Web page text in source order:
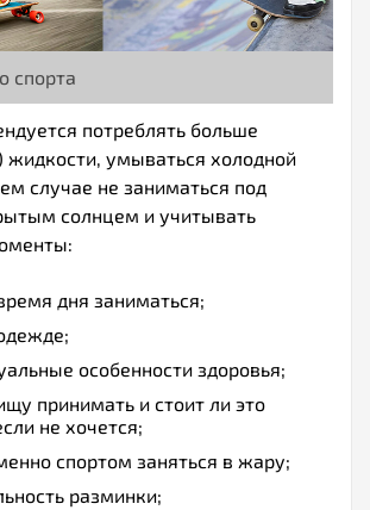
спорта
потреблять больше
жидкости, умываться холодной
случае не заниматься под
солнцем и учитывать
дня заниматься;
особенности здоровья;
принимать и стоит ли это
не хочется;
спортом заняться в жару;
разминки;